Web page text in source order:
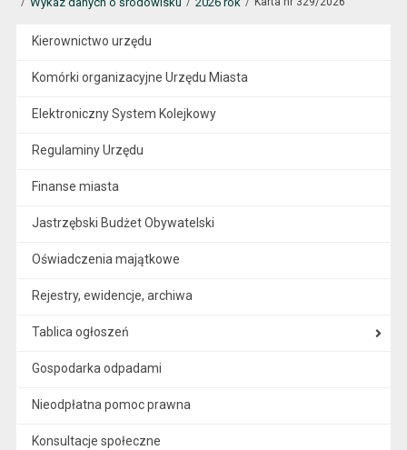
Kierownictwo urzędu
Komórki organizacyjne Urzędu Miasta
Elektroniczny System Kolejkowy
Regulaminy Urzędu
Finanse miasta
Jastrzębski Budżet Obywatelski
Oświadczenia majątkowe
Rejestry, ewidencje, archiwa
Tablica ogłoszeń
Gospodarka odpadami
Nieodpłatna pomoc prawna
Konsultacje społeczne